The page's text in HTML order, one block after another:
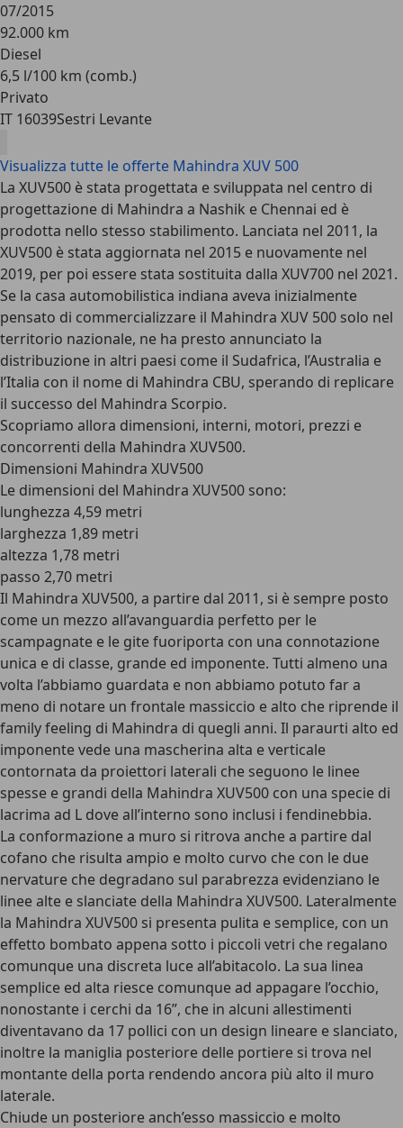
07/2015
92.000 km
Diesel
6,5 l/100 km (comb.)
Privato
IT 16039Sestri Levante
Visualizza tutte le offerte Mahindra XUV 500
La XUV500 è stata progettata e sviluppata nel centro di
progettazione di Mahindra a Nashik e Chennai ed è
prodotta nello stesso stabilimento. Lanciata nel 2011, la
XUV500 è stata aggiornata nel 2015 e nuovamente nel
2019, per poi essere stata sostituita dalla XUV700 nel 2021.
Se la casa automobilistica indiana aveva inizialmente
pensato di commercializzare il Mahindra XUV 500 solo nel
territorio nazionale, ne ha presto annunciato la
distribuzione in altri paesi come il Sudafrica, l’Australia e
l’Italia con il nome di Mahindra CBU, sperando di replicare
il successo del Mahindra Scorpio.
Scopriamo allora dimensioni, interni, motori, prezzi e
concorrenti della Mahindra XUV500.
Dimensioni Mahindra XUV500
Le dimensioni del Mahindra XUV500 sono:
lunghezza 4,59 metri
larghezza 1,89 metri
altezza 1,78 metri
passo 2,70 metri
Il Mahindra XUV500, a partire dal 2011, si è sempre posto
come un mezzo all’avanguardia perfetto per le
scampagnate e le gite fuoriporta con una connotazione
unica e di classe, grande ed imponente. Tutti almeno una
volta l’abbiamo guardata e non abbiamo potuto far a
meno di notare un frontale massiccio e alto che riprende il
family feeling di Mahindra di quegli anni. Il paraurti alto ed
imponente vede una mascherina alta e verticale
contornata da proiettori laterali che seguono le linee
spesse e grandi della Mahindra XUV500 con una specie di
lacrima ad L dove all’interno sono inclusi i fendinebbia.
La conformazione a muro si ritrova anche a partire dal
cofano che risulta ampio e molto curvo che con le due
nervature che degradano sul parabrezza evidenziano le
linee alte e slanciate della Mahindra XUV500. Lateralmente
la Mahindra XUV500 si presenta pulita e semplice, con un
effetto bombato appena sotto i piccoli vetri che regalano
comunque una discreta luce all’abitacolo. La sua linea
semplice ed alta riesce comunque ad appagare l’occhio,
nonostante i cerchi da 16”, che in alcuni allestimenti
diventavano da 17 pollici con un design lineare e slanciato,
inoltre la maniglia posteriore delle portiere si trova nel
montante della porta rendendo ancora più alto il muro
laterale.
Chiude un posteriore anch’esso massiccio e molto